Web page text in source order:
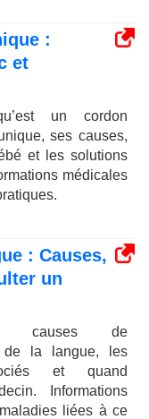
:
et
un cordon
ses causes,
et les solutions
médicales
: Causes,
un
causes de
de la langue, les
et quand
Informations
liées à ce